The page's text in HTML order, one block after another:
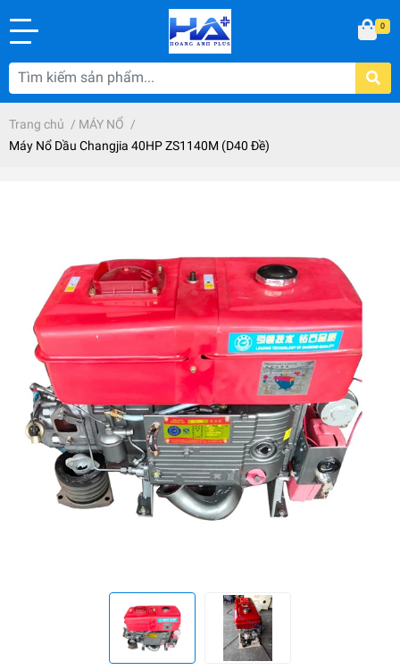
0
Trang chủ / MÁY NỔ /
Máy Nổ Dầu Changjia 40HP ZS1140M (D40 Đề)